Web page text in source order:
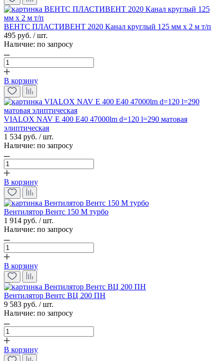
ВЕНТС ПЛАСТИВЕНТ 2020 Канал круглый 125 мм х 2 м т/п
495 руб. / шт.
Наличие: по запросу
В корзину
VIALOX NAV E 400 E40 47000lm d=120 l=290 матовая
элиптическая
1 534 руб. / шт.
Наличие: по запросу
В корзину
Вентилятор Вентс 150 М турбo
1 914 руб. / шт.
Наличие: по запросу
В корзину
Вентилятор Вентс ВЦ 200 ПН
9 583 руб. / шт.
Наличие: по запросу
В корзину